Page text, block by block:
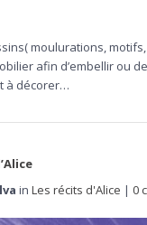
moulurations,
afin d’embellir ou
à décorer…
in Les récits d'Alice | 0